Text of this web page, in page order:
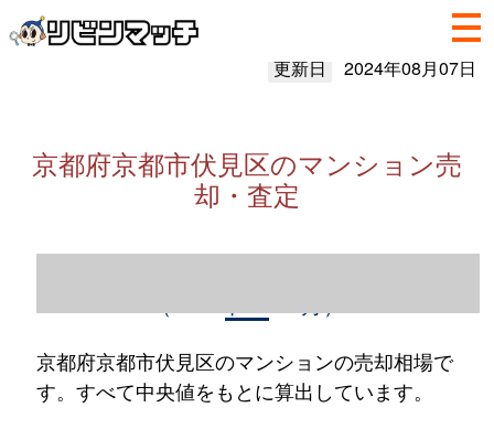
更新日 2024年08月07日
京都府京都市伏見区のマンション売
却・査定
京都府京都市伏見区のマンションの売却相場で
す。すべて中央値をもとに算出しています。